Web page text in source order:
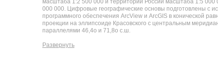
000 000. Цифровые географические основы подготовлены с
программного обеспечения ArcView и ArcGIS в конической
проекции на эллипсоиде Красовского с центральным
параллелями 46,4o и 71,8o с.ш.
Развернуть